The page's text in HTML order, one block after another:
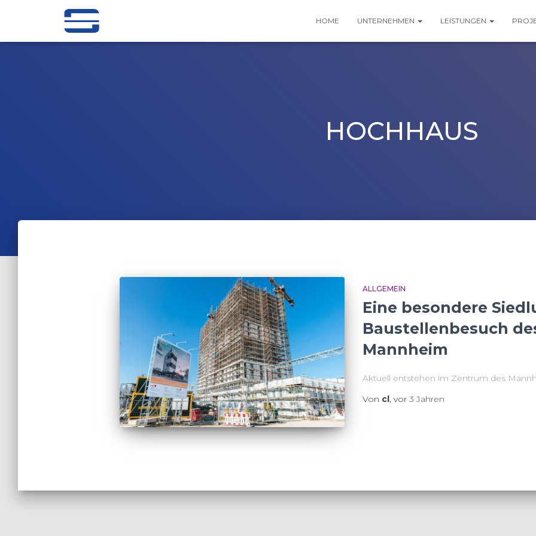
HOME UNTERNEHMEN LEISTUNGEN
HOCHHAUS
ALLGEMEIN
Eine besondere
Baustellenbesuch
Mannheim
Aktuell entstehen im Zentrum des
ehemaligen Areals eines US-Army-
arbeiten zusammen mit den Architekten
Von cl, vor 3 Jahren